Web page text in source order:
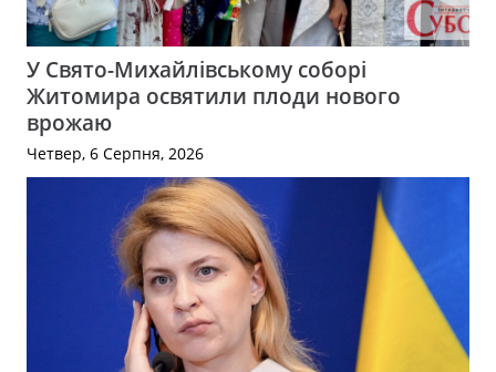
У Свято-Михайлівському соборі
Житомира освятили плоди нового
врожаю
Четвер, 6 Серпня, 2026